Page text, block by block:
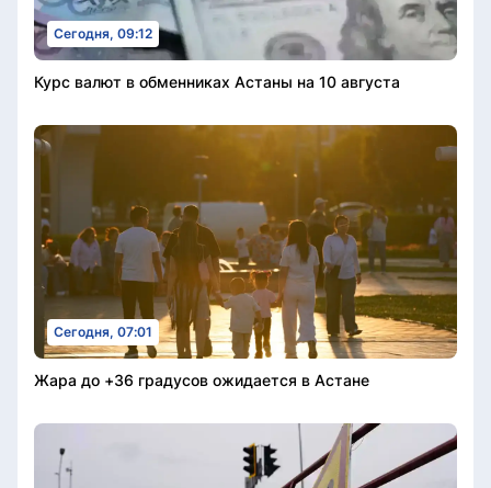
Сегодня, 09:12
Курс валют в обменниках Астаны на 10 августа
Сегодня, 07:01
Жара до +36 градусов ожидается в Астане